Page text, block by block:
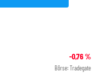
-0,76%
Börse: Tradegate